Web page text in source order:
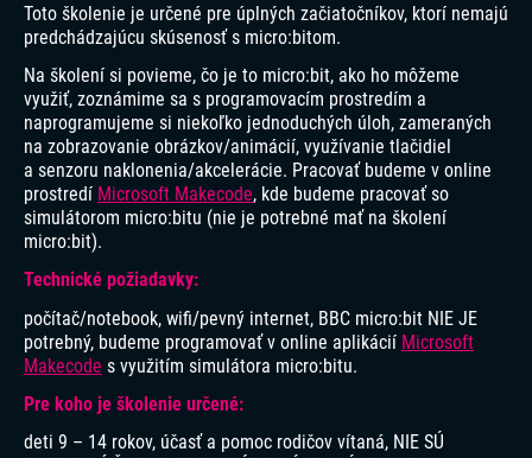
Toto školenie je určené pre úplných začiatočníkov, ktorí nemajú
predchádzajúcu skúsenosť s micro:bitom.
Na školení si povieme, čo je to micro:bit, ako ho môžeme
využiť, zoznámime sa s programovacím prostredím a
naprogramujeme si niekoľko jednoduchých úloh, zameraných
na zobrazovanie obrázkov/animácií, využívanie tlačidiel
a senzoru naklonenia/akcelerácie. Pracovať budeme v online
prostredí Microsoft Makecode, kde budeme pracovať so
simulátorom micro:bitu (nie je potrebné mať na školení
micro:bit).
Technické požiadavky:
počítač/notebook, wifi/pevný internet, BBC micro:bit NIE JE
potrebný, budeme programovať v online aplikácií Microsoft
Makecode s využitím simulátora micro:bitu.
Pre koho je školenie určené:
deti 9 – 14 rokov, účasť a pomoc rodičov vítaná, NIE SÚ